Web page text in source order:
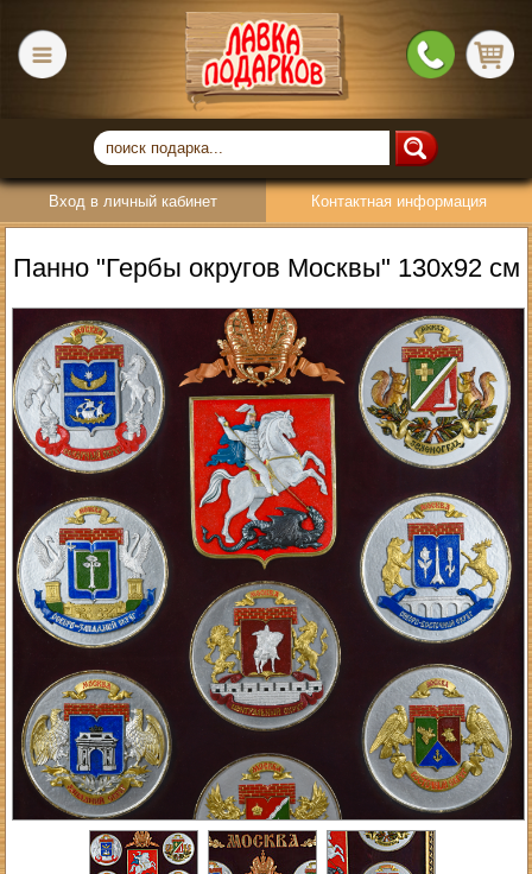
Вход в личный кабинет Контактная информация
Панно "Гербы округов Москвы" 130х92 см